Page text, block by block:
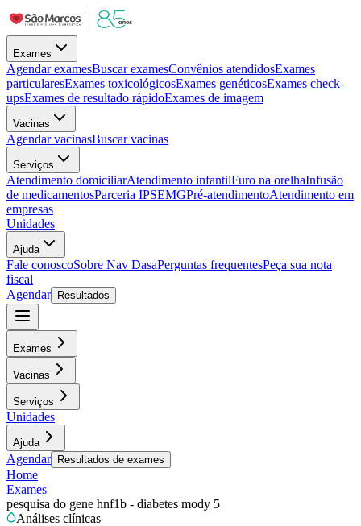
Exames
Agendar examesBuscar examesConvênios atendidosExames
particularesExames toxicológicosExames genéticosExames check-
upsExames de resultado rápidoExames de imagem
Vacinas
Agendar vacinasBuscar vacinas
Serviços
Atendimento domiciliarAtendimento infantilFuro na orelhaInfusão
de medicamentosParceria IPSEMGPré-atendimentoAtendimento em
empresas
Unidades
Ajuda
Fale conoscoSobre Nav DasaPerguntas frequentesPeça sua nota
fiscal
Agendar
Resultados
Exames
Vacinas
Serviços
Unidades
Ajuda
Agendar Resultados de exames
Home
Exames
pesquisa do gene hnf1b - diabetes mody 5
Análises clínicas